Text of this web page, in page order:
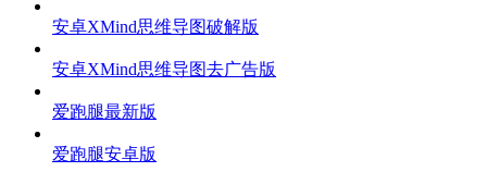
安卓XMind思维导图破解版
安卓XMind思维导图去广告版
爱跑腿最新版
爱跑腿安卓版